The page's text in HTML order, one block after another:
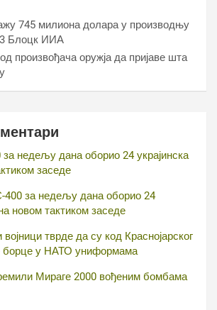
745 милиона долара у производњу
Блоцк ИИА
произвођача оружја да пријаве шта
недељу дана оборио 24 украјинска
заседе
400 за недељу дана оборио 24
новом тактиком заседе
војници тврде да су код Краснојарског
борце у НАТО униформама
Мираге 2000 вођеним бомбама